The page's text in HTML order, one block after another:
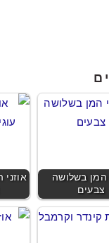
אוזני
המן בשלושה
צבעים